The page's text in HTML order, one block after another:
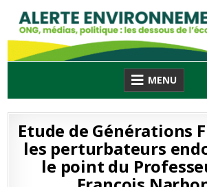
content
MENU
Etude de Générations
les perturbateurs
le point du